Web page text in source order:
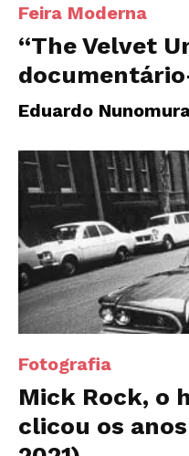
Feira Moderna
“The Velvet
Eduardo
Fotografia
Mick Rock, o
clicou os